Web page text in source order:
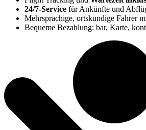
24/7-Service für Ankünfte und
Mehrsprachige, ortskundige Fahrer
Bequeme Bezahlung: bar, Karte,